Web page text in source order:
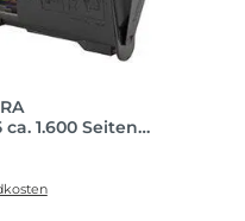
ca. 1.600 Seiten